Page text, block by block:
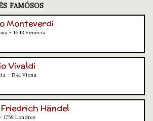
famósos
Monteverdi
- 1643 Venècia
Vivaldi
- 1741 Viena
Händel
1759 Londres